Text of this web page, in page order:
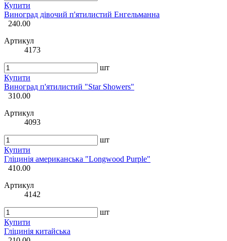
Купити
Виноград дівочий п'ятилистий Енгельманна
240.00
Артикул
4173
шт
Купити
Виноград п'ятилистий "Star Showers"
310.00
Артикул
4093
шт
Купити
Гліцинія американська "Longwood Purple"
410.00
Артикул
4142
шт
Купити
Гліцинія китайська